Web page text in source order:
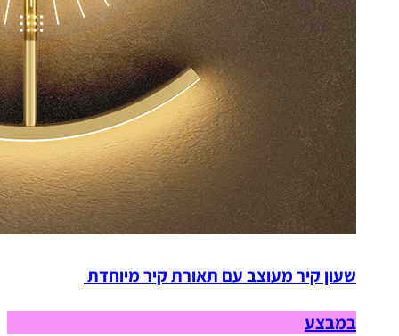
שעון קיר מעוצב עם תאורת קיר מיוחדת
במבצע